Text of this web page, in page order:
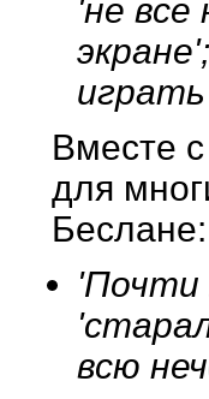
'не
Вместе
для
Беслане:
'Почти
всю